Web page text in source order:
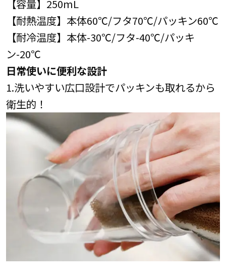
【容量】250mL
【耐熱温度】本体60℃/フタ70℃/パッキン60℃
【耐冷温度】本体-30℃/フタ-40℃/パッキ
ン-20℃
日常使いに便利な設計
1.洗いやすい広口設計でパッキンも取れるから
衛生的！